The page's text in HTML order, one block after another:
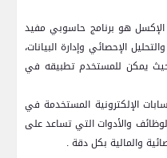
هو برنامج حاسوبي مفيد
الإحصائي وإدارة البيانات،
يمكن للمستخدم تطبيقه في
الإلكترونية المستخدمة في
والأدوات التي تساعد على
والمالية بكل دقة .